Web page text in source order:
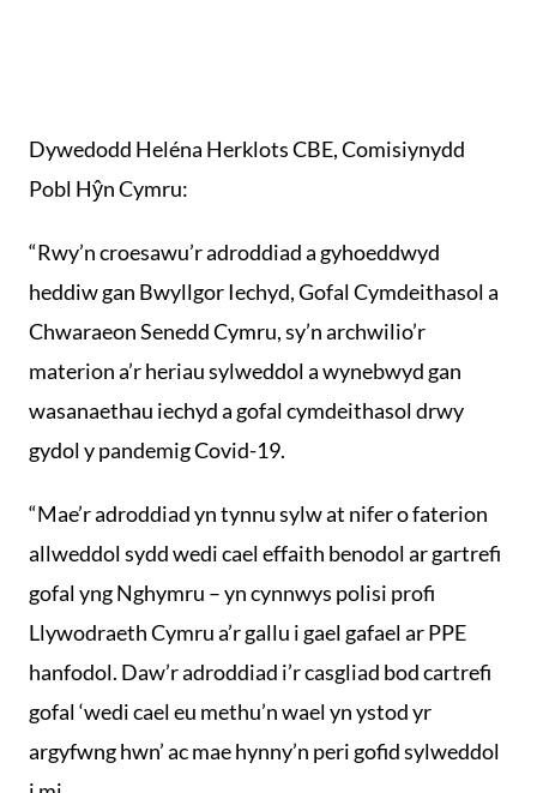
Dywedodd Heléna Herklots CBE, Comisiynydd
Pobl Hŷn Cymru:
“Rwy’n croesawu’r adroddiad a gyhoeddwyd
heddiw gan Bwyllgor Iechyd, Gofal Cymdeithasol a
Chwaraeon Senedd Cymru, sy’n archwilio’r
materion a’r heriau sylweddol a wynebwyd gan
wasanaethau iechyd a gofal cymdeithasol drwy
gydol y pandemig Covid-19.
“Mae’r adroddiad yn tynnu sylw at nifer o faterion
allweddol sydd wedi cael effaith benodol ar gartrefi
gofal yng Nghymru – yn cynnwys polisi profi
Llywodraeth Cymru a’r gallu i gael gafael ar PPE
hanfodol. Daw’r adroddiad i’r casgliad bod cartrefi
gofal ‘wedi cael eu methu’n wael yn ystod yr
argyfwng hwn’ ac mae hynny’n peri gofid sylweddol